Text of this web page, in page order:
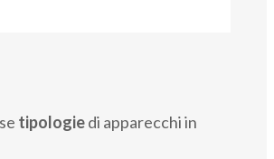
tipologiedi apparecchi in